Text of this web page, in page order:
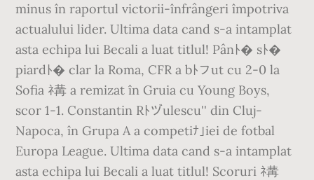
minus în raportul victorii-înfrângeri împotriva
actualului lider. Ultima data cand s-a intamplat
asta echipa lui Becali a luat titlul! Pânﾄ� sﾄ�
piardﾄ� clar la Roma, CFR a bﾄフut cu 2-0 la
Sofia ﾈ冓 a remizat în Gruia cu Young Boys,
scor 1-1. Constantin Rﾄヅulescu'' din Cluj-
Napoca, în Grupa A a competiﾅ｣iei de fotbal
Europa League. Ultima data cand s-a intamplat
asta echipa lui Becali a luat titlul! Scoruri ﾈ冓